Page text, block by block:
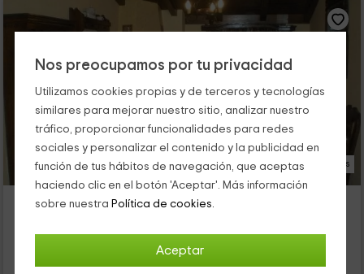
Nos preocupamos por tu privacidad
Utilizamos cookies propias y de terceros y tecnologías
similares para mejorar nuestro sitio, analizar nuestro
tráfico, proporcionar funcionalidades para redes
sociales y personalizar el contenido y la publicidad en
función de tus hábitos de navegación, que aceptas
haciendo clic en el botón 'Aceptar'. Más información
sobre nuestra Política de cookies.
Aceptar
14 Fotos
Apartamento Romero